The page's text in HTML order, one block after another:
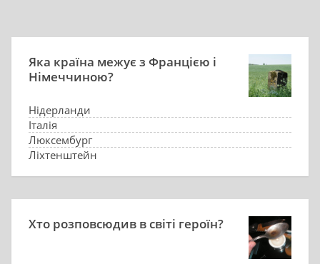
Яка країна межує з Францією і
Німеччиною?
Нідерланди
Італія
Люксембург
Ліхтенштейн
Хто розповсюдив в світі героїн?